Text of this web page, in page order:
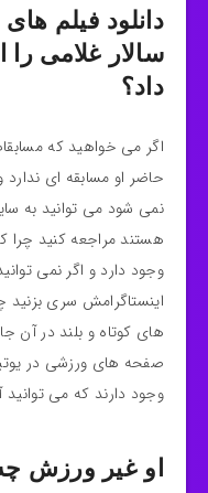
دانلود فیلم
سالار غلامی را
داد؟
اگر می خواهید که
حاضر او مسابقه ای
نمی شود می توانید به
هستند مراجعه کنید چرا
وجود دارد و اگر نمی
اینستاگرامش سری بزنید
های کوتاه و بلند در آن
صفحه های ورزشی در
وجود دارند که می توانید
او غیر ورزش